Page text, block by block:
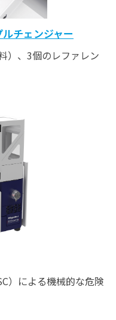
チェンジャー
）、3個のレファレン
）による機械的な危険